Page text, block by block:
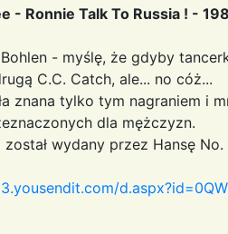
- Ronnie Talk To Russia ! -
- myślę, że gdyby
C.C. Catch, ale... no cóż...
znana tylko tym nagraniem i
dla mężczyzn.
został wydany przez Hansę